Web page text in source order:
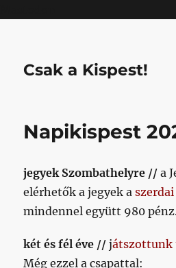
Csak a Kispest!
Napikispest
jegyek Szombathelyre // a
elérhetők a jegyek a
mindennel együtt 980
két és fél éve // játszottunk
Még ezzel a csapattal: